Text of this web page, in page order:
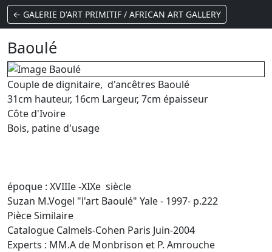
← GALERIE D'ART PRIMITIF / AFRICAN ART GALLERY
Baoulé
Couple de dignitaire, d'ancêtres Baoulé
31cm hauteur, 16cm Largeur, 7cm épaisseur
Côte d'Ivoire
Bois, patine d'usage
époque : XVIIIe -XIXe siècle
Suzan M.Vogel "l'art Baoulé" Yale - 1997- p.222
Pièce Similaire
Catalogue Calmels-Cohen Paris Juin-2004
Experts : MM.A de Monbrison et P. Amrouche